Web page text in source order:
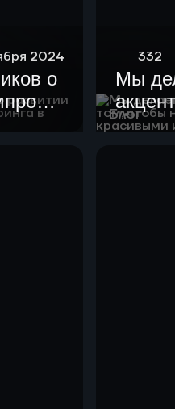
2024
о
в
Блог
332
Мы